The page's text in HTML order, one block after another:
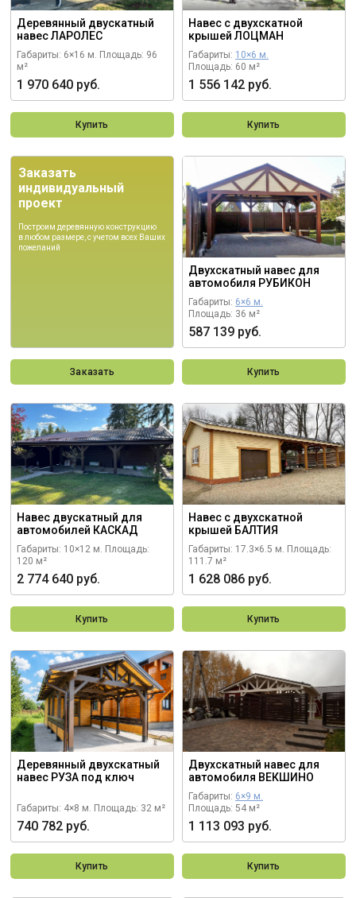
Деревянный двускатный
навес ЛАРОЛЕС
Габариты: 6×16 м. Площадь: 96
м²
1 970 640 руб.
Купить
Навес с двухскатной
крышей ЛОЦМАН
Габариты: 10×6 м.
Площадь: 60 м²
1 556 142 руб.
Купить
Заказать
индивидуальный
проект
Построим деревянную конструкцию
в любом размере, с учетом всех Ваших
пожеланий
Заказать
Двухскатный навес для
автомобиля РУБИКОН
Габариты: 6×6 м.
Площадь: 36 м²
587 139 руб.
Купить
Навес двускатный для
автомобилей КАСКАД
Габариты: 10×12 м. Площадь:
120 м²
2 774 640 руб.
Купить
Навес с двухскатной
крышей БАЛТИЯ
Габариты: 17.3×6.5 м. Площадь:
111.7 м²
1 628 086 руб.
Купить
Деревянный двухскатный
навес РУЗА под ключ
Габариты: 4×8 м. Площадь: 32 м²
740 782 руб.
Купить
Двухскатный навес для
автомобиля ВЕКШИНО
Габариты: 6×9 м.
Площадь: 54 м²
1 113 093 руб.
Купить